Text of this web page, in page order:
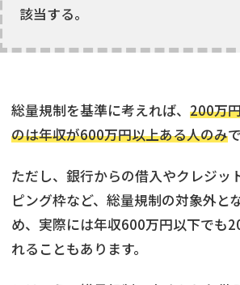
該当する。
総量規制を基準に考えれば、 200万
のは年収が600万円以上ある人のみ
ただし、銀行からの借入やクレジッ
ピング枠など、総量規制の対象外と
め、実際には年収600万円以下でも
れることもあります。